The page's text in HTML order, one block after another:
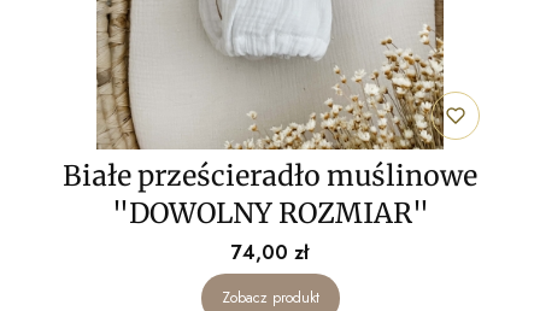
Białe prześcieradło muślinowe
"DOWOLNY ROZMIAR"
Cena
74,00 zł
Zobacz produkt